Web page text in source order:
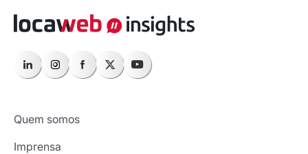
Quem somos
Imprensa